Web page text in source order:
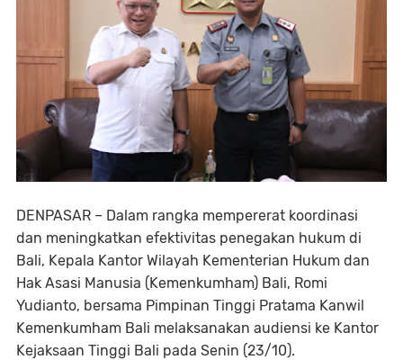
DENPASAR – Dalam rangka mempererat koordinasi
dan meningkatkan efektivitas penegakan hukum di
Bali, Kepala Kantor Wilayah Kementerian Hukum dan
Hak Asasi Manusia (Kemenkumham) Bali, Romi
Yudianto, bersama Pimpinan Tinggi Pratama Kanwil
Kemenkumham Bali melaksanakan audiensi ke Kantor
Kejaksaan Tinggi Bali pada Senin (23/10).